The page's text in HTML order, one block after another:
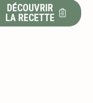
DÉCOUVRIR
LA RECETTE